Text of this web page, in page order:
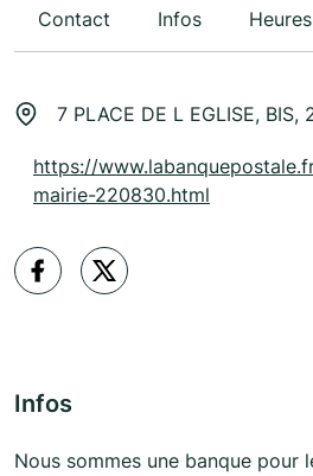
Contact Infos
7 PLACE DE L EGLISE, BIS,
https://
mairie-220830.html
Infos
Nous sommes une banque pour